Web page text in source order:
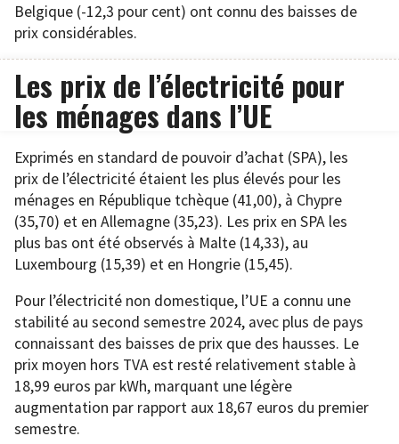
Belgique (-12,3 pour cent) ont connu des baisses de
prix considérables.
Les prix de l’électricité pour
les ménages dans l’UE
Exprimés en standard de pouvoir d’achat (SPA), les
prix de l’électricité étaient les plus élevés pour les
ménages en République tchèque (41,00), à Chypre
(35,70) et en Allemagne (35,23). Les prix en SPA les
plus bas ont été observés à Malte (14,33), au
Luxembourg (15,39) et en Hongrie (15,45).
Pour l’électricité non domestique, l’UE a connu une
stabilité au second semestre 2024, avec plus de pays
connaissant des baisses de prix que des hausses. Le
prix moyen hors TVA est resté relativement stable à
18,99 euros par kWh, marquant une légère
augmentation par rapport aux 18,67 euros du premier
semestre.